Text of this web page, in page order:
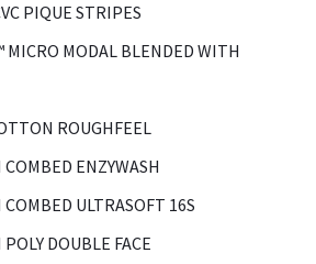
PIQUE STRIPES
MODAL BLENDED WITH
ROUGHFEEL
ENZYWASH
ULTRASOFT 16S
DOUBLE FACE